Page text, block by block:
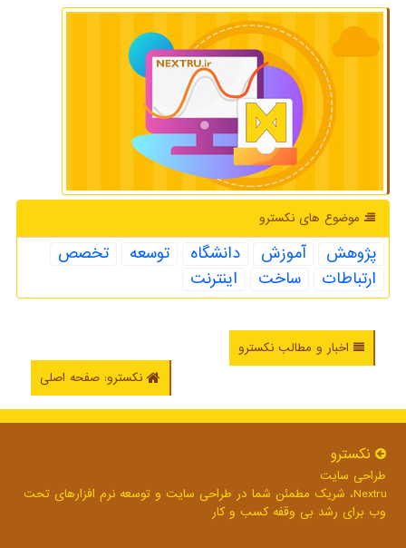
موضوع های نكسترو
پژوهش آموزش دانشگاه توسعه
تخصص
ارتباطات
ساخت اینترنت
اخبار و مطالب نکسترو
نکسترو: صفحه اصلی
نكسترو
طراحی سایت
Nextru، شریک مطمئن شما در طراحی سایت و توسعه نرم افزارهای تحت
وب برای رشد بی وقفه کسب و کار